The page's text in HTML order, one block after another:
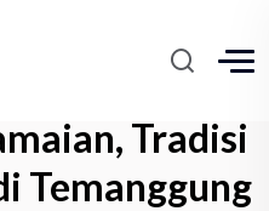
Tradisi
Temanggung